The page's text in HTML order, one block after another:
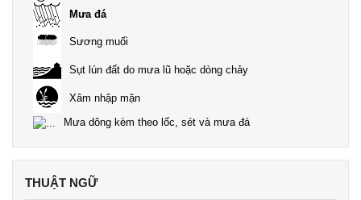
Mưa đá
Sương muối
Sụt lún đất do mưa lũ hoặc dòng chảy
Xâm nhập mặn
Mưa dông kèm theo lốc, sét và mưa đá
THUẬT NGỮ